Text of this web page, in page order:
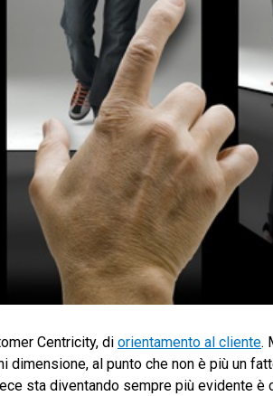
Centricity, di orientamento al cliente.
dimensione, al punto che non è più un
sta diventando sempre più evidente